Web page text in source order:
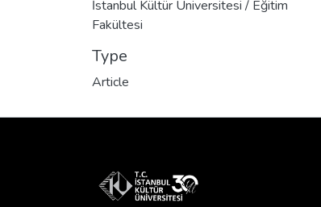
İstanbul Kültür Üniversitesi / Eğitim
Fakültesi
Type
Article